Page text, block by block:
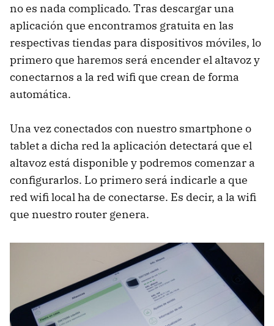
no es nada complicado. Tras descargar una
aplicación que encontramos gratuita en las
respectivas tiendas para dispositivos móviles, lo
primero que haremos será encender el altavoz y
conectarnos a la red wifi que crean de forma
automática.
Una vez conectados con nuestro smartphone o
tablet a dicha red la aplicación detectará que el
altavoz está disponible y podremos comenzar a
configurarlos. Lo primero será indicarle a que
red wifi local ha de conectarse. Es decir, a la wifi
que nuestro router genera.